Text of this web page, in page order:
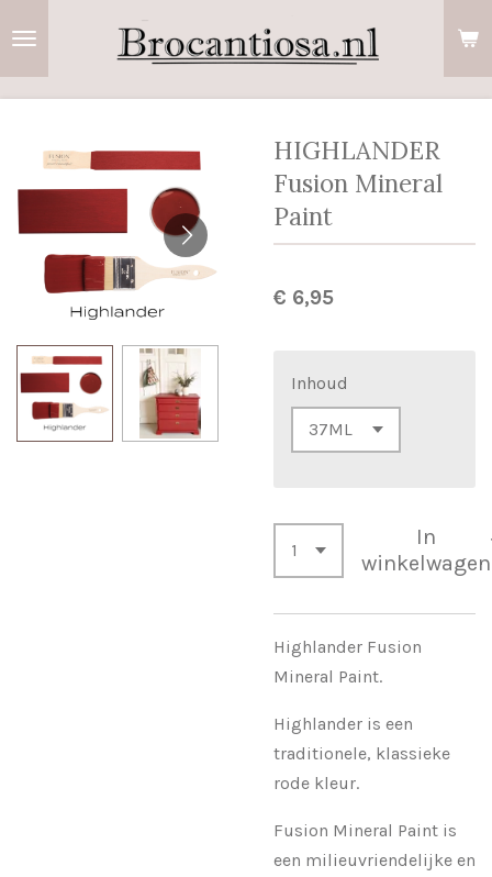
HIGHLANDER
Fusion Mineral
Paint
€ 6,95
Inhoud
In
winkelwagen
Highlander Fusion
Mineral Paint.
Highlander is een
traditionele, klassieke
rode kleur.
Fusion Mineral Paint is
een milieuvriendelijke en